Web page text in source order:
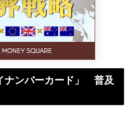
ナンバーカード」 普及